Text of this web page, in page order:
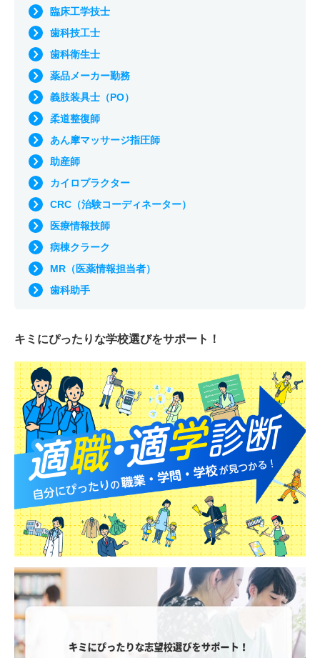
臨床工学技士
歯科技工士
歯科衛生士
薬品メーカー勤務
義肢装具士（PO）
柔道整復師
あん摩マッサージ指圧師
助産師
カイロプラクター
CRC（治験コーディネーター）
医療情報技師
病棟クラーク
MR（医薬情報担当者）
歯科助手
キミにぴったりな学校選びをサポート！